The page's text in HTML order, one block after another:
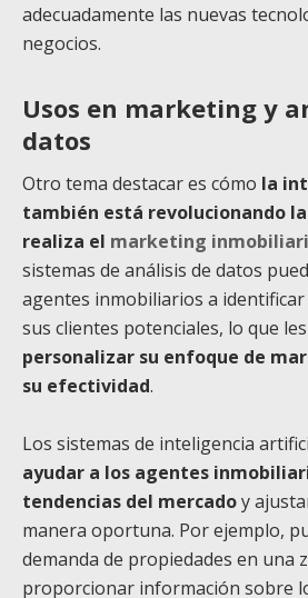
adecuadamente las nuevas
negocios.
Usos en marketing y
datos
Otro tema destacar es cómo la
también está revolucionando
realiza el marketing
sistemas de análisis de datos
agentes inmobiliarios a
sus clientes potenciales, lo que
personalizar su enfoque de
su efectividad.
Los sistemas de inteligencia
ayudar a los agentes
tendencias del mercadoy
manera oportuna. Por ejemplo,
demanda de propiedades en una
proporcionar información sobre